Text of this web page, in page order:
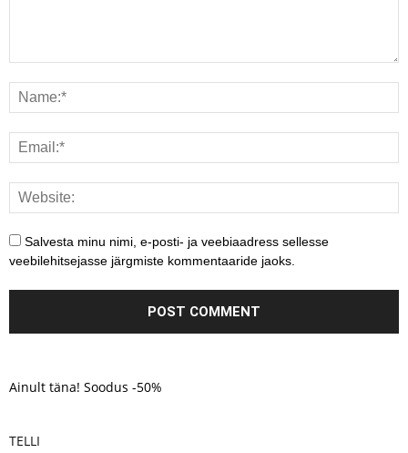
Salvesta minu nimi, e-posti- ja veebiaadress sellesse
veebilehitsejasse järgmiste kommentaaride jaoks.
Ainult täna! Soodus -50%
TELLI